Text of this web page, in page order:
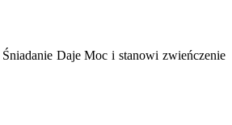
Daje Moc i stanowi zwieńczenie